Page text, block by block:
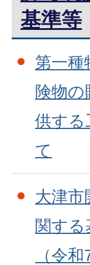
基準等
第一種
険物の
供する
て
大津市
関する
（令